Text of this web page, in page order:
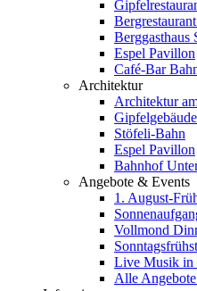
Berggasthaus
Espel Pavillon
Café-Bar
Architektur
Architektur
Gipfelgebäude
Stöfeli-Bahn
Espel Pavillon
Bahnhof
Angebote & Events
1. August-
Vollmond
Live Musik in
Alle